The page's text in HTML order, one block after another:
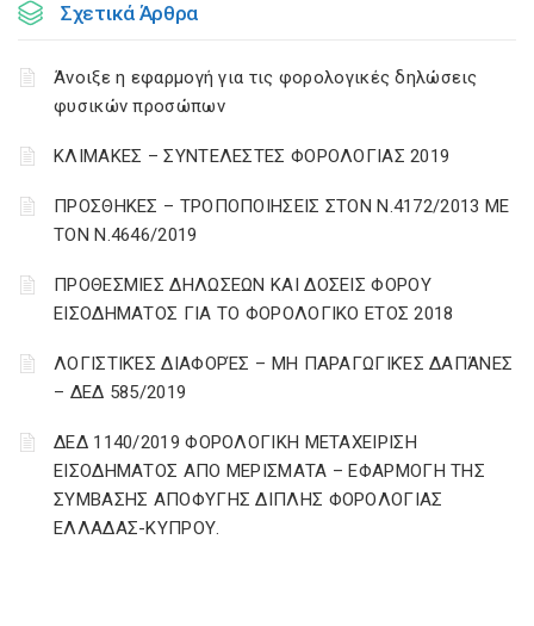
Σχετικά Άρθρα
Άνοιξε η εφαρμογή για τις φορολογικές δηλώσεις
φυσικών προσώπων
ΚΛΙΜΑΚΕΣ – ΣΥΝΤΕΛΕΣΤΕΣ ΦΟΡΟΛΟΓΙΑΣ 2019
ΠΡΟΣΘΗΚΕΣ – ΤΡΟΠΟΠΟΙΗΣΕΙΣ ΣΤΟΝ Ν.4172/2013 ΜΕ
ΤΟΝ Ν.4646/2019
ΠΡΟΘΕΣΜΙΕΣ ΔΗΛΩΣΕΩΝ ΚΑΙ ΔΟΣΕΙΣ ΦΟΡΟΥ
ΕΙΣΟΔΗΜΑΤΟΣ ΓΙΑ ΤΟ ΦΟΡΟΛΟΓΙΚΟ ΕΤΟΣ 2018
ΛΟΓΙΣΤΙΚΈΣ ΔΙΑΦΟΡΈΣ – ΜΗ ΠΑΡΑΓΩΓΙΚΈΣ ΔΑΠΆΝΕΣ
– ΔΕΔ 585/2019
ΔΕΔ 1140/2019 ΦΟΡΟΛΟΓΙΚΗ ΜΕΤΑΧΕΙΡΙΣΗ
ΕΙΣΟΔΗΜΑΤΟΣ ΑΠΟ ΜΕΡΙΣΜΑΤΑ – ΕΦΑΡΜΟΓΗ ΤΗΣ
ΣΥΜΒΑΣΗΣ ΑΠΟΦΥΓΗΣ ΔΙΠΛΗΣ ΦΟΡΟΛΟΓΙΑΣ
ΕΛΛΑΔΑΣ-ΚΥΠΡΟΥ.